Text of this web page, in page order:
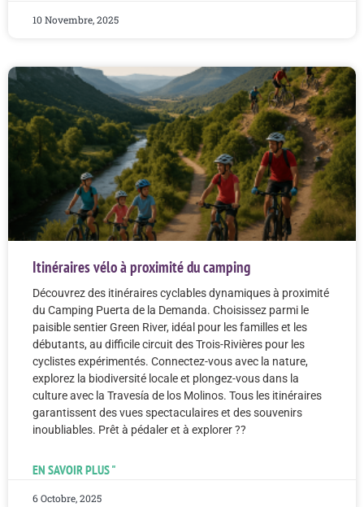
10 Novembre, 2025
Itinéraires vélo à proximité du camping
Découvrez des itinéraires cyclables dynamiques à proximité
du Camping Puerta de la Demanda. Choisissez parmi le
paisible sentier Green River, idéal pour les familles et les
débutants, au difficile circuit des Trois-Rivières pour les
cyclistes expérimentés. Connectez-vous avec la nature,
explorez la biodiversité locale et plongez-vous dans la
culture avec la Travesía de los Molinos. Tous les itinéraires
garantissent des vues spectaculaires et des souvenirs
inoubliables. Prêt à pédaler et à explorer ??
EN SAVOIR PLUS "
6 Octobre, 2025